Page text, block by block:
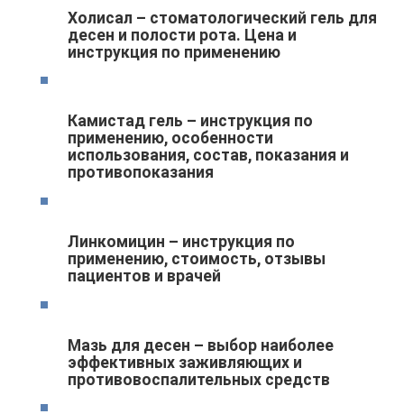
Холисал – стоматологический гель для
десен и полости рота. Цена и
инструкция по применению
Камистад гель – инструкция по
применению, особенности
использования, состав, показания и
противопоказания
Линкомицин – инструкция по
применению, стоимость, отзывы
пациентов и врачей
Мазь для десен – выбор наиболее
эффективных заживляющих и
противовоспалительных средств